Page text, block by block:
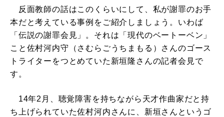
反面教師の話はこのくらいにして、私が謝罪のお手
本だと考えている事例をご紹介しましょう。いわば
「伝説の謝罪会見」。それは「現代のベートーベン」
こと佐村河内守（さむらごうちまもる）さんのゴース
トライターをつとめていた新垣隆さんの記者会見で
す。
14年2月、聴覚障害を持ちながら天才作曲家だと持
ち上げられていた佐村河内さんに、新垣さんというゴ